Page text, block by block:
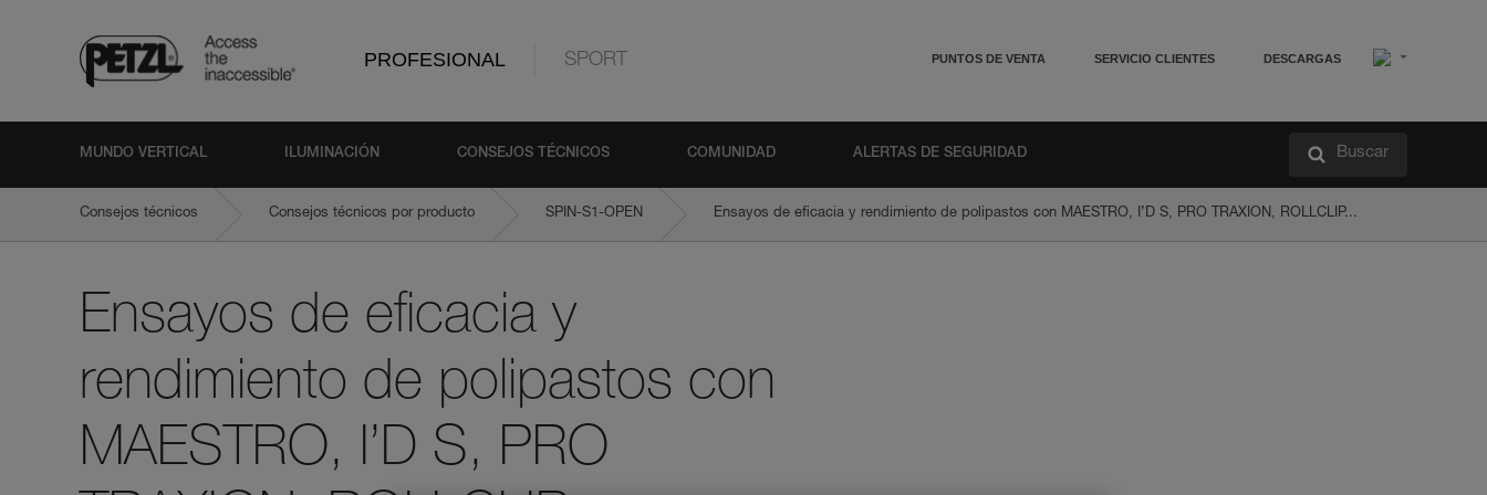
PROFESIONAL SPORT PUNTOS DE VENTA SERVICIO CLIENTES DESCARGAS
MUNDO VERTICAL ILUMINACIÓN CONSEJOS TÉCNICOS COMUNIDAD ALERTAS DE SEGURIDAD Buscar
Consejos técnicos Consejos técnicos por producto SPIN-S1-OPEN Ensayos de eficacia y rendimiento de polipastos con MAESTRO, I’D S, PRO TRAXION, ROLLCLIP...
Ensayos de eficacia y
rendimiento de polipastos con
MAESTRO, I’D S, PRO